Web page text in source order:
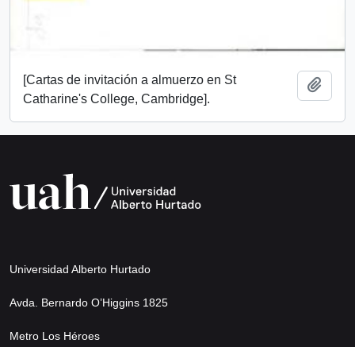
[Cartas de invitación a almuerzo en St
Catharine's College, Cambridge].
Universidad Alberto Hurtado
Avda. Bernardo O’Higgins 1825
Metro Los Héroes